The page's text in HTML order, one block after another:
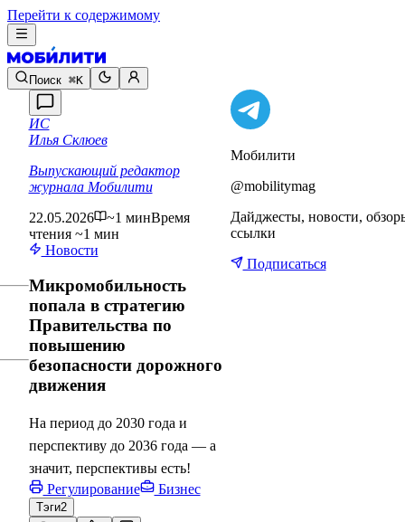
Перейти к содержимому
Поиск ⌘K
ИС
Илья Склюев
Выпускающий редактор
журнала Мобилити
22.05.2026
~1 минВремя
чтения ~1 мин
Новости
Микромобильность
попала в стратегию
Правительства по
повышению
безопасности дорожного
движения
На период до 2030 года и
перспективу до 2036 года — а
значит, перспективы есть!
Регулирование
Бизнес
Тэги2
Мобилити
@mobilitymag
Дайджесты, новости,
ссылки
Подписаться